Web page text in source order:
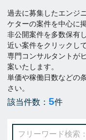
過去に募集したエンジ
ケターの案件を中心に
非公開案件を多数保有
近い案件をクリックし
専門コンサルタントが
案いたします。
単価や稼働日数などの
さい。
該当件数： 5件